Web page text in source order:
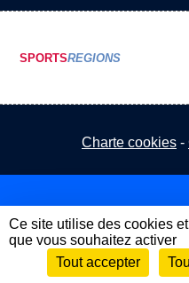
SPORTSREGIONS
Charte cookies
Envie de participer ?
Ce site utilise des cookies
que vous souhaitez activer
Tout accepter